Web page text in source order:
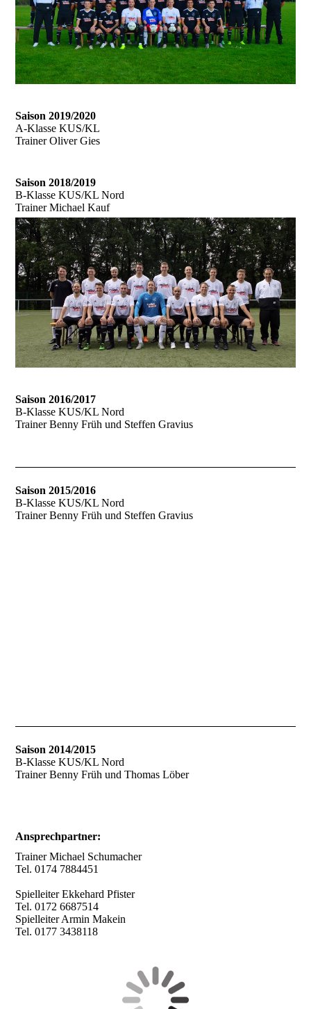
Saison 2019/2020
A-Klasse KUS/KL
Trainer Oliver Gies
Saison 2018/2019
B-Klasse KUS/KL Nord
Trainer Michael Kauf
Saison 2016/2017
B-Klasse KUS/KL Nord
Trainer Benny Früh und Steffen Gravius
Saison 2015/2016
B-Klasse KUS/KL Nord
Trainer Benny Früh und Steffen Gravius
Saison 2014/2015
B-Klasse KUS/KL Nord
Trainer Benny Früh und Thomas Löber
Ansprechpartner:
Trainer Michael Schumacher
Tel. 0174 7884451
Spielleiter Ekkehard Pfister
Tel. 0172 6687514
Spielleiter Armin Makein
Tel. 0177 3438118